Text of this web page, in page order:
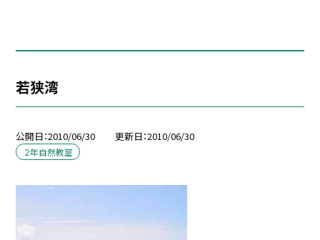
若狭湾
公開日 2010/06/30 更新日 2010/06/30
２年自然教室